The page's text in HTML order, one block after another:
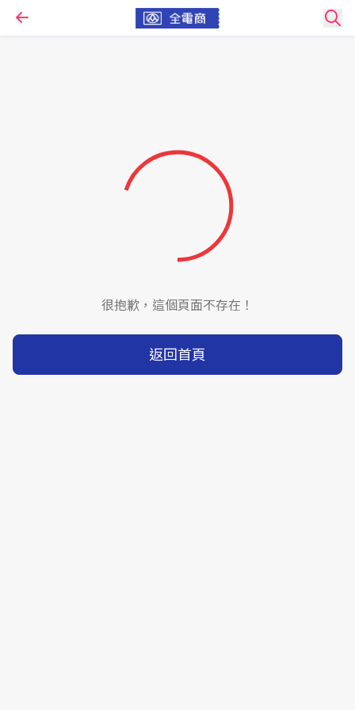
很抱歉，這個頁面不存在！
返回首頁